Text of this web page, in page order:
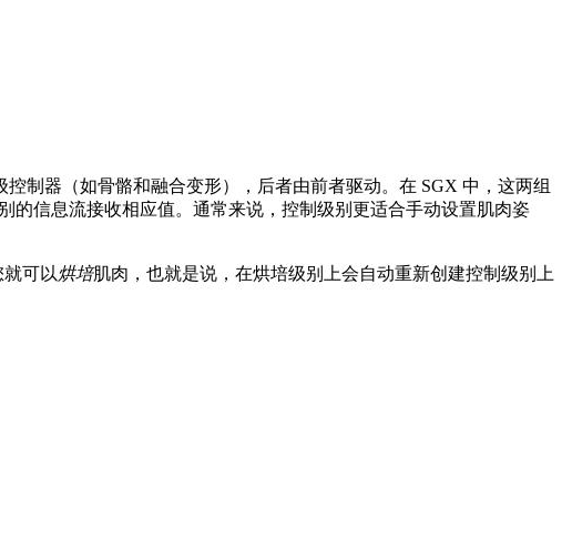
制器（如骨骼和融合变形），后者由前者驱动。在 SGX 中，这两组
的信息流接收相应值。通常来说，控制级别更适合手动设置肌肉姿
可以烘培肌肉，也就是说，在烘培级别上会自动重新创建控制级别上